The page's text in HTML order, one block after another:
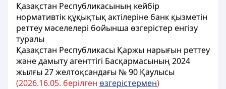
Қазақстан Республикасының кейбір
нормативтік құқықтық актілеріне банк қызметін
реттеу мәселелері бойынша өзгерістер енгізу
туралы
Қазақстан Республикасы Қаржы нарығын реттеу
және дамыту агенттігі Басқармасының 2024
жылғы 27 желтоқсандағы № 90 Қаулысы
(2026.16.05. берілген өзгерістермен)